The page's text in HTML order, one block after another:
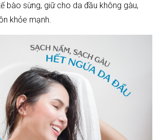
bào sừng, giữ cho da đầu không gàu,
khỏe mạnh.